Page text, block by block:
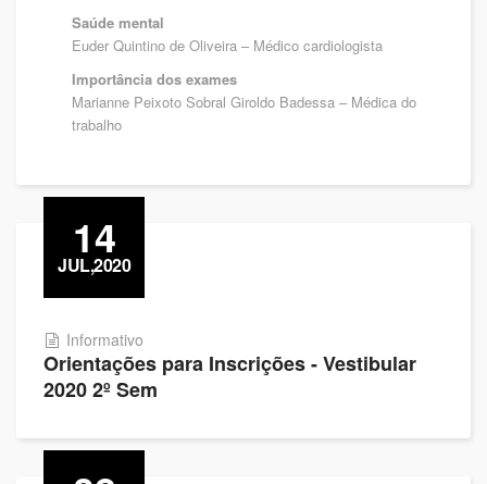
Saúde mental
Euder Quintino de Oliveira – Médico cardiologista
Importância dos exames
Marianne Peixoto Sobral Giroldo Badessa – Médica do
trabalho
14
JUL,2020
Informativo
Orientações para Inscrições - Vestibular
2020 2º Sem